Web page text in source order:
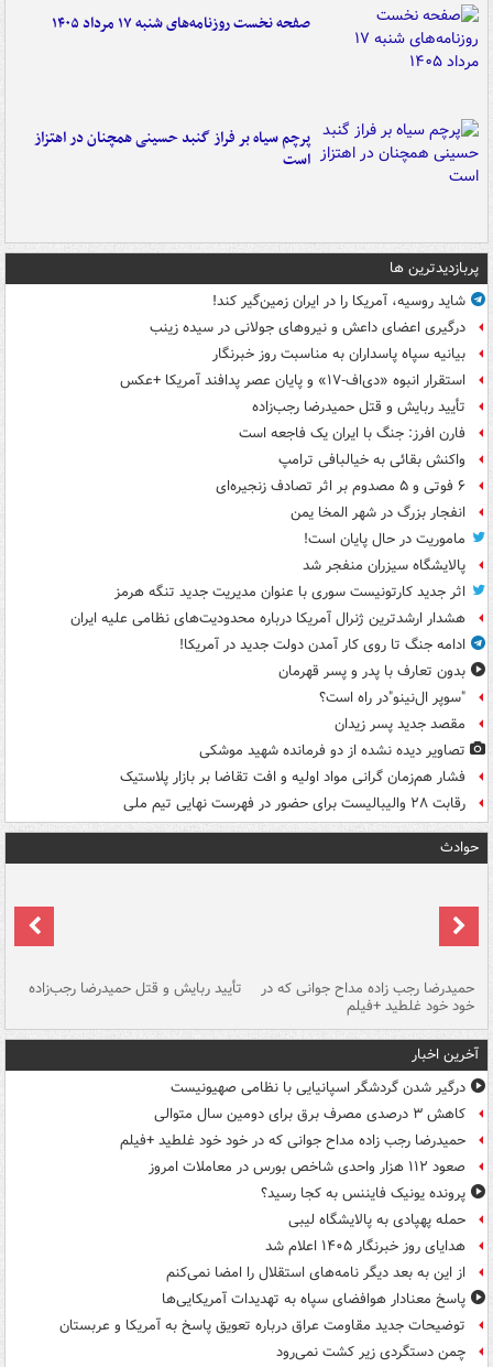
صفحه نخست روزنامه‌های شنبه ۱۷ مرداد ۱۴۰۵
پرچم سیاه بر فراز گنبد حسینی همچنان در اهتزاز
است
پربازدیدترین ها
شاید روسیه، آمریکا را در ایران زمین‌گیر کند!
درگیری اعضای داعش و نیروهای جولانی در سیده زینب
بیانیه سپاه پاسداران به مناسبت روز خبرنگار
استقرار انبوه «دی‌اف‑۱۷» و پایان عصر پدافند آمریکا +عکس
تأیید ربایش و قتل حمیدرضا رجب‌زاده
فارن افرز: جنگ با ایران یک فاجعه است
واکنش بقائی به خیالبافی ترامپ
۶ فوتی و ۵ مصدوم بر اثر تصادف زنجیره‌ای
انفجار بزرگ در شهر المخا یمن
ماموریت در حال پایان است!
پالایشگاه سیزران منفجر شد
اثر جدید کارتونیست سوری با عنوان مدیریت جدید تنگه هرمز
هشدار ارشدترین ژنرال آمریکا درباره محدودیت‌های نظامی علیه ایران
ادامه جنگ تا روی کار آمدن دولت جدید در آمریکا!
بدون تعارف با پدر و پسر قهرمان
"سوپر ال‌نینو"در راه است؟
مقصد جدید پسر زیدان
تصاویر دیده‌ نشده از دو فرمانده شهید موشکی
فشار هم‌زمان گرانی مواد اولیه و افت تقاضا بر بازار پلاستیک
رقابت ۲۸ والیبالیست برای حضور در فهرست نهایی تیم ملی
حوادث
حمیدرضا رجب زاده مداح جوانی که در
خود خود غلطید +فیلم
تأیید ربایش و قتل حمیدرضا رجب‌زاده
آخرین اخبار
درگیر شدن گردشگر اسپانیایی با نظامی صهیونیست
کاهش ۳ درصدی مصرف برق برای دومین سال متوالی
حمیدرضا رجب زاده مداح جوانی که در خود خود غلطید +فیلم
صعود ۱۱۲ هزار واحدی شاخص بورس در معاملات امروز
پرونده یونیک فایننس به کجا رسید؟
حمله پهپادی به پالایشگاه لیبی
هدایای روز خبرنگار ۱۴۰۵ اعلام شد
از این به بعد دیگر نامه‌های استقلال را امضا نمی‌کنم
پاسخ معنادار هوافضای سپاه به تهدیدات آمریکایی‌ها
توضیحات جدید مقاومت عراق درباره تعویق پاسخ به آمریکا و عربستان
چمن دستگردی زیر کشت نمی‌رود